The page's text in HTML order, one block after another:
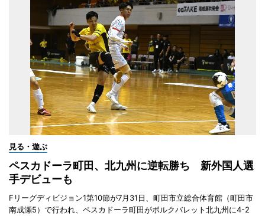
見る・遊ぶ
ペスカドーラ町田、北九州に逆転勝ち 新外国人選
手デビューも
Fリーグディビジョン1第10節が7月31日、町田市立総合体育館（町田市
南成瀬5）で行われ、ペスカドーラ町田がボルクバレット北九州に4-2